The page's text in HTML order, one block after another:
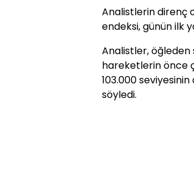
Analistlerin direnç
endeksi, günün ilk
Analistler, öğleden
hareketlerin önce
103.000
söyledi.